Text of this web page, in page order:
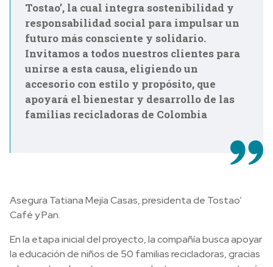
Tostao’, la cual integra sostenibilidad y
responsabilidad social para impulsar un
futuro más consciente y solidario.
Invitamos a todos nuestros clientes para
unirse a esta causa, eligiendo un
accesorio con estilo y propósito, que
apoyará el bienestar y desarrollo de las
familias recicladoras de Colombia
Asegura Tatiana Mejía Casas, presidenta de Tostao’
Café y Pan.
En la etapa inicial del proyecto, la compañía busca apoyar
la educación de niños de 50 familias recicladoras, gracias